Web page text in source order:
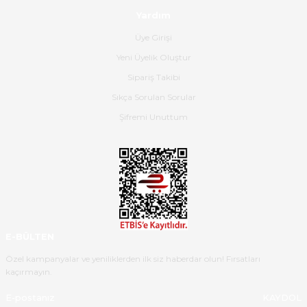
Hızlı bir şekilde elimize ulaştı
ulaştı.Ürünün paketlenmesi
gayet başarılı hasarsız bir şekilde
teslim aldım. Bu konudaki
hassasiyetleri ve Ürünün kalitesi
Üye Girişi
Yeni Üyelik Oluştur
Sipariş Takibi
Sıkça Sorulan Sorular
Şifremi Unuttum
Özel kampanyalar ve yeniliklerden ilk siz haberdar olun! Fırsatları
kaçırmayın.